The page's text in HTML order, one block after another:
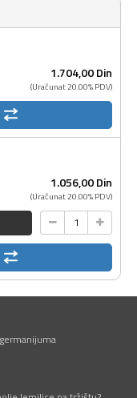
1.704,00Din
(Uračunat 20.00% PDV)
1.056,00Din
(Uračunat 20.00% PDV)